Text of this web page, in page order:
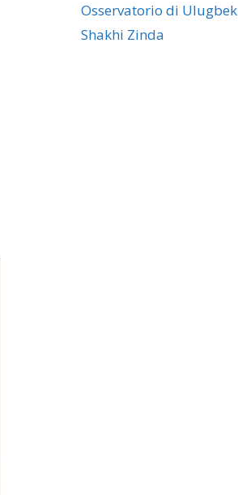
Osservatorio di Ulugbek
Shakhi Zinda